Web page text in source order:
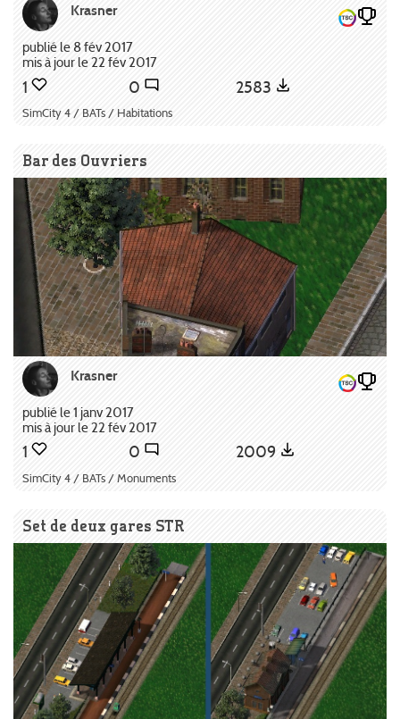
Krasner
publié le 8 fév 2017
mis à jour le 22 fév 2017
1 0 2583
SimCity 4 / BATs / Habitations
Bar des Ouvriers
Krasner
publié le 1 janv 2017
mis à jour le 22 fév 2017
1 0 2009
SimCity 4 / BATs / Monuments
Set de deux gares STR